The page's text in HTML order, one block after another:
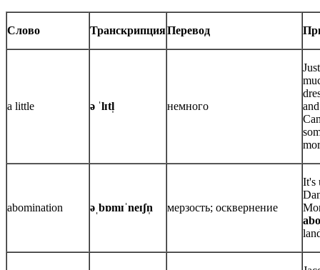
Слово ТранскрипцияПеревод
a little ə ˈlɪtl̩ немного
abomination əˌbɒmɪˈneɪʃn̩ мерзость; осквернение
It's